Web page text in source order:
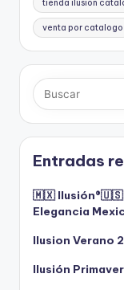
tienda ilusion
venta por catalogo
Entradas
🇲🇽 Ilusión®️🇺🇸
Elegancia
Ilusion Verano
Ilusión